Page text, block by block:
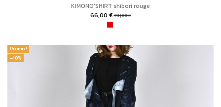
KIMONO'SHIRT shibori rouge
66,00 €110,00 €
Promo !
-40%